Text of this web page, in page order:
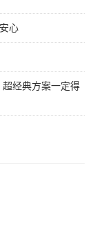
心
经典方案一定得